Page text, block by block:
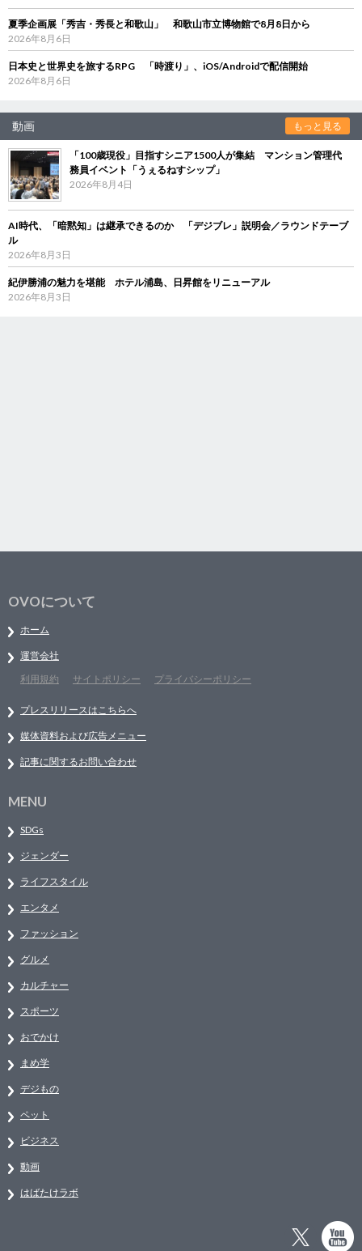
夏季企画展「秀吉・秀長と和歌山」 和歌山市立博物館で8月8日から
2026年8月6日
日本史と世界史を旅するRPG 「時渡り」、iOS/Androidで配信開始
2026年8月6日
動画 もっと見る
「100歳現役」目指すシニア1500人が集結 マンション管理代
務員イベント「うぇるねすシップ」
2026年8月4日
AI時代、「暗黙知」は継承できるのか 「デジブレ」説明会／ラウンドテーブ
ル
2026年8月3日
紀伊勝浦の魅力を堪能 ホテル浦島、日昇館をリニューアル
2026年8月3日
OVOについて
ホーム
運営会社
利用規約
サイトポリシー プライバシーポリシー
プレスリリースはこちらへ
媒体資料および広告メニュー
記事に関するお問い合わせ
MENU
SDGs
ジェンダー
ライフスタイル
エンタメ
ファッション
グルメ
カルチャー
スポーツ
おでかけ
まめ学
デジもの
ペット
ビジネス
動画
はばたけラボ